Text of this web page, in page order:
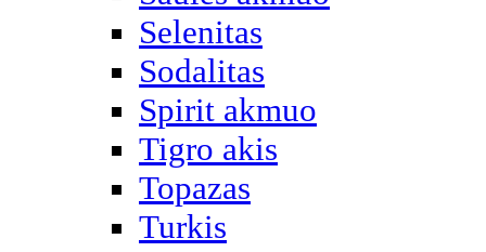
Selenitas
Sodalitas
Spirit akmuo
Tigro akis
Topazas
Turkis